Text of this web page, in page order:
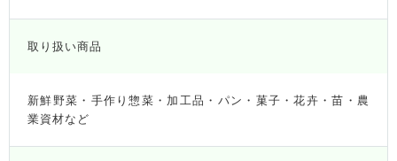
取り扱い商品
新鮮野菜・手作り惣菜・加工品・パン・菓子・花卉・苗・農
業資材など